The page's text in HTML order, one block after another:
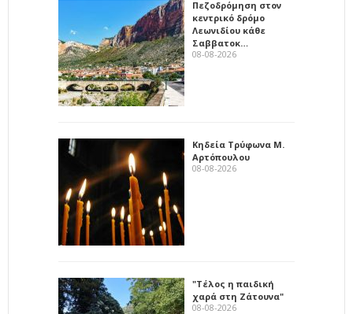
Πεζοδρόμηση στον
κεντρικό δρόμο
Λεωνιδίου κάθε
Σαββατοκ…
08-08-2026
Κηδεία Τρύφωνα Μ.
Αρτόπουλου
08-08-2026
"Τέλος η παιδική
χαρά στη Ζάτουνα"
08-08-2026